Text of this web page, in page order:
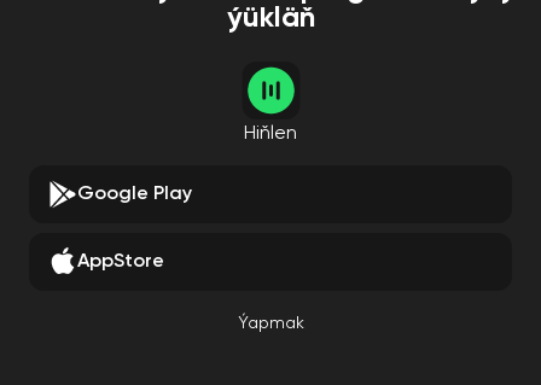
ýükläň
Hiňlen
Google Play
AppStore
Ýapmak